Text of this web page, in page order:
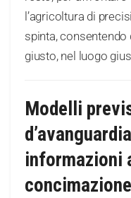
l’agricoltura di
spinta,
giusto, nel luogo
Modelli
informazioni